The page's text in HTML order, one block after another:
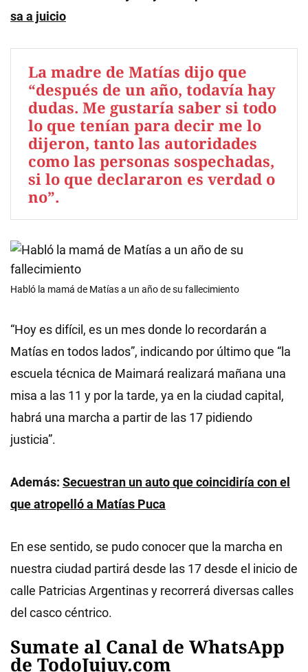
sa a juicio
La madre de Matías dijo que
“después de un año, todavía hay
dudas. Me gustaría saber si todo
lo que tenían para decir me lo
dijeron, tanto las autoridades
como las personas sospechadas,
si lo que declararon es verdad o
no”.
Habló la mamá de Matías a un año de su fallecimiento
“Hoy es difícil, es un mes donde lo recordarán a
Matías en todos lados”, indicando por último que “la
escuela técnica de Maimará realizará mañana una
misa a las 11 y por la tarde, ya en la ciudad capital,
habrá una marcha a partir de las 17 pidiendo
justicia”.
Además: Secuestran un auto que coincidiría con el
que atropelló a Matías Puca
En ese sentido, se pudo conocer que la marcha en
nuestra ciudad partirá desde las 17 desde el inicio de
calle Patricias Argentinas y recorrerá diversas calles
del casco céntrico.
Sumate al Canal de WhatsApp
de TodoJujuy.com